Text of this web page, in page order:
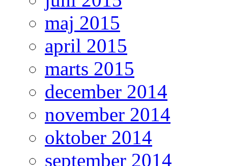
maj 2015
april 2015
marts 2015
december 2014
november 2014
oktober 2014
september 2014